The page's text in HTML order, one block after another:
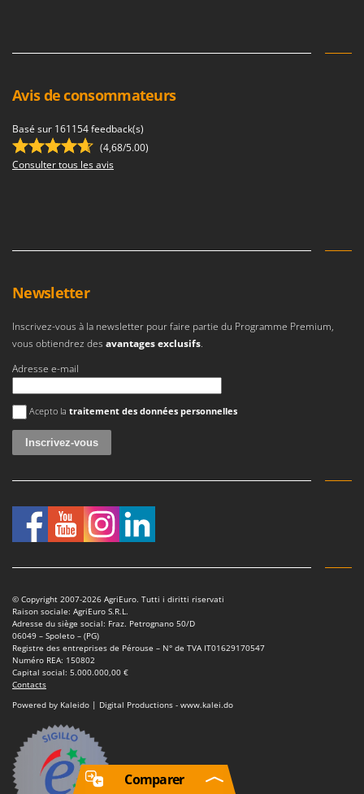
Avis de consommateurs
Basé sur 161154 feedback(s)
(4,68/5.00)
Consulter tous les avis
Newsletter
Inscrivez-vous à la newsletter pour faire partie du Programme Premium,
vous obtiendrez des avantages exclusifs.
Adresse e-mail
Une erreur est survenue
Acepto la traitement des données personnelles
© Copyright 2007-2026 AgriEuro. Tutti i diritti riservati
Raison sociale: AgriEuro S.R.L.
Adresse du siège social: Fraz. Petrognano 50/D
06049 – Spoleto – (PG)
Registre des entreprises de Pérouse – N° de TVA IT01629170547
Numéro REA: 150802
Capital social: 5.000.000,00 €
Contacts
Powered by Kaleido | Digital Productions - www.kalei.do
Comparer